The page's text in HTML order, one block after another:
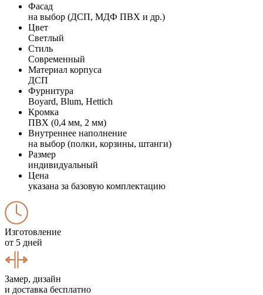
Фасад
на выбор (ДСП, МДФ ПВХ и др.)
Цвет
Светлый
Стиль
Современный
Материал корпуса
ДСП
Фурнитура
Boyard, Blum, Hettich
Кромка
ПВХ (0,4 мм, 2 мм)
Внутреннее наполнение
на выбор (полки, корзины, штанги)
Размер
индивидуальный
Цена
указана за базовую комплектацию
Изготовление
от 5 дней
Замер, дизайн
и доставка бесплатно